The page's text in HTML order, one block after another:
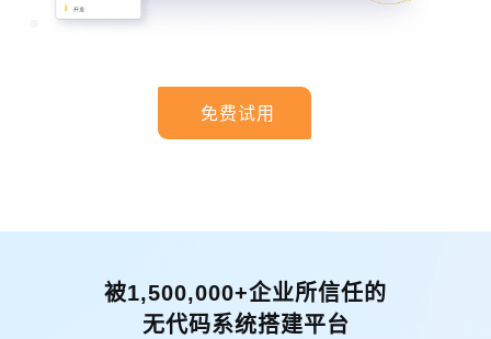
免费试用
被1,500,000+企业所信任的
无代码系统搭建平台